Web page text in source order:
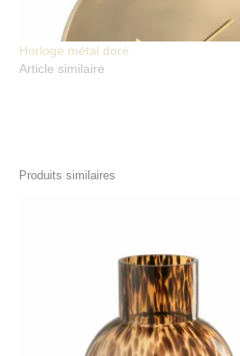
Horloge métal doré
Article similaire
Produits similaires